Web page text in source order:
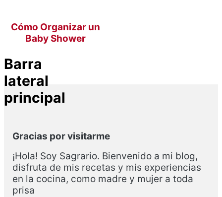
Cómo Organizar un
Baby Shower
Barra
lateral
principal
Gracias por visitarme
¡Hola! Soy Sagrario. Bienvenido a mi blog,
disfruta de mis recetas y mis experiencias
en la cocina, como madre y mujer a toda
prisa